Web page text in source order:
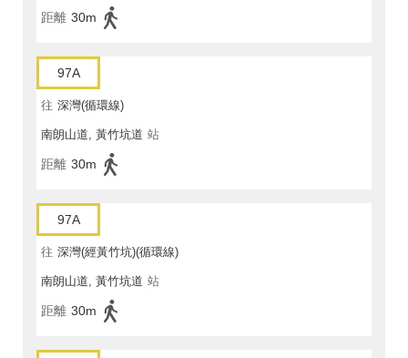
距離 30m
97A
往 深灣(循環線)
南朗山道, 黃竹坑道 站
距離 30m
97A
往 深灣(經黃竹坑)(循環線)
南朗山道, 黃竹坑道 站
距離 30m